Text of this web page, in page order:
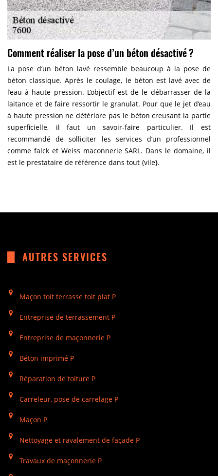
Comment réaliser la pose d’un béton désactivé ?
La pose d’un béton lavé ressemble beaucoup à la pose de
béton classique. Après le coulage, le béton est lavé avec de
l’eau à haute pression. L’objectif est de le débarrasser de la
laitance et de faire ressortir le granulat. Pour que le jet d’eau
à haute pression ne détériore pas le béton creusant la partie
superficielle, il faut un savoir-faire particulier. Il est
recommandé de solliciter les services d’un professionnel
comme falck et Weiss maconnerie SARL. Dans le domaine, il
est le prestataire de référence dans tout {vile}.
AUTRES SERVICES
Maçon toit terrasse toit plat P
Entreprise de terrassement P
Entreprise de maçonnerie P
Béton imprimé P
Réparation de toiture P
Carreleur, pose de carrelage P
Maçon P
Nettoyage et ravalement de façade P
Travaux de maçonnerie P